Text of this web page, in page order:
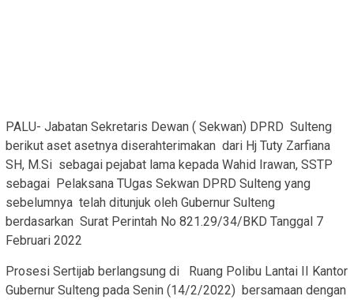
PALU- Jabatan Sekretaris Dewan ( Sekwan) DPRD Sulteng
berikut aset asetnya diserahterimakan dari Hj Tuty Zarfiana
SH, M.Si sebagai pejabat lama kepada Wahid Irawan, SSTP
sebagai Pelaksana TUgas Sekwan DPRD Sulteng yang
sebelumnya telah ditunjuk oleh Gubernur Sulteng
berdasarkan Surat Perintah No 821.29/34/BKD Tanggal 7
Februari 2022
Prosesi Sertijab berlangsung di Ruang Polibu Lantai II Kantor
Gubernur Sulteng pada Senin (14/2/2022) bersamaan dengan